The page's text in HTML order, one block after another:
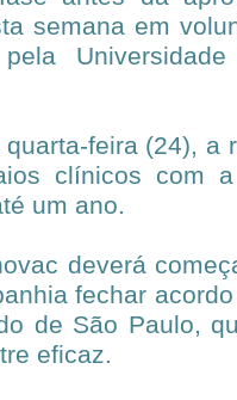
semana em
feira (24), a
clínicos com
um ano.
deverá
fechar
de São Paulo,
eficaz.